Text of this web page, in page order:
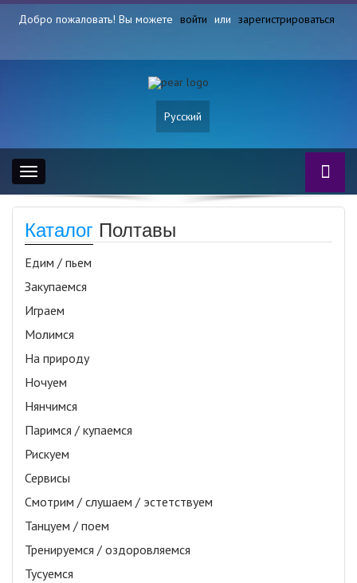
Добро пожаловать! Вы можете войти или зарегистрироваться
Русский
Toggle
navigation
Каталог Полтавы
Едим / пьем
Закупаемся
Играем
Молимся
На природу
Ночуем
Нянчимся
Паримся / купаемся
Рискуем
Сервисы
Смотрим / слушаем / эстетствуем
Танцуем / поем
Тренируемся / оздоровляемся
Тусуемся